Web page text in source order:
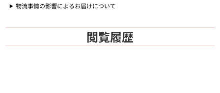
物流事情の影響によるお届けについて
閲覧履歴